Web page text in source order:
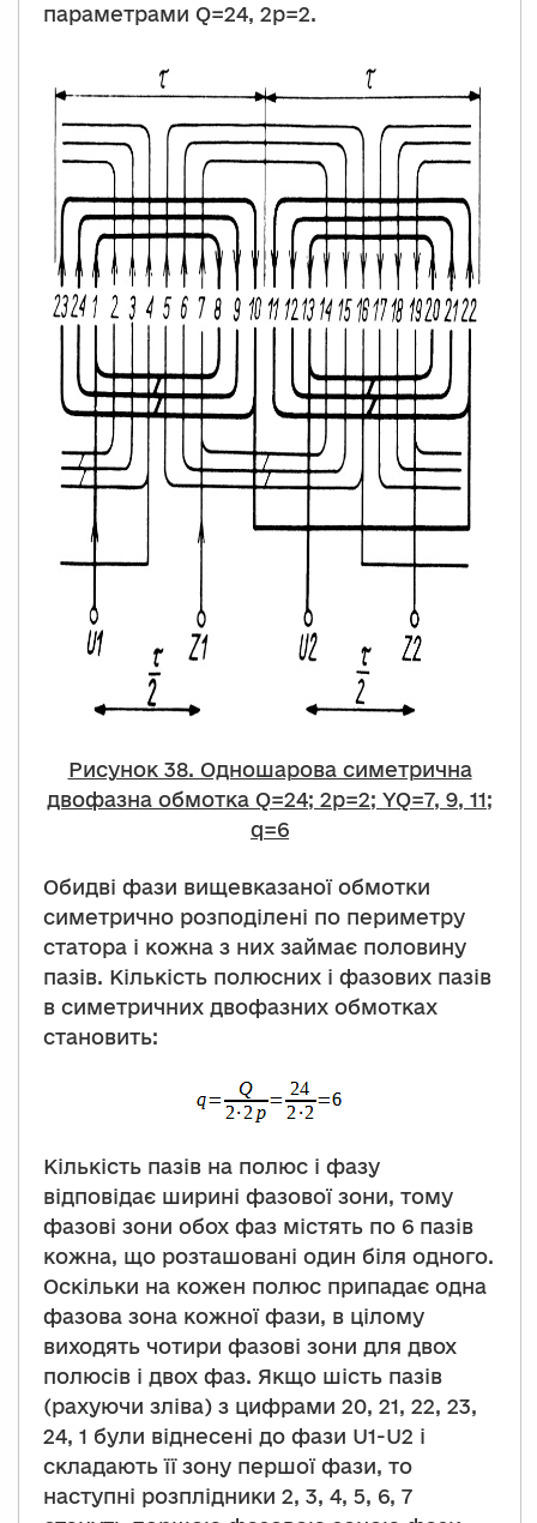
параметрами Q=24, 2p=2.
Рисунок 38. Одношарова симетрична
двофазна обмотка Q=24; 2p=2; YQ=7, 9, 11;
q=6
Обидві фази вищевказаної обмотки
симетрично розподілені по периметру
статора і кожна з них займає половину
пазів. Кількість полюсних і фазових пазів
в симетричних двофазних обмотках
становить:
Кількість пазів на полюс і фазу
відповідає ширині фазової зони, тому
фазові зони обох фаз містять по 6 пазів
кожна, що розташовані один біля одного.
Оскільки на кожен полюс припадає одна
фазова зона кожної фази, в цілому
виходять чотири фазові зони для двох
полюсів і двох фаз. Якщо шість пазів
(рахуючи зліва) з цифрами 20, 21, 22, 23,
24, 1 були віднесені до фази U1-U2 і
складають її зону першої фази, то
наступні розплідники 2, 3, 4, 5, 6, 7